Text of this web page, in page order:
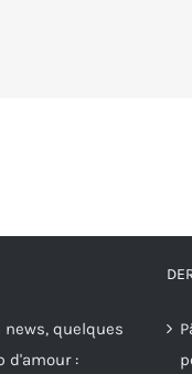
news, quelques
d'amour :